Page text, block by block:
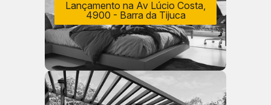
Lançamento na Av Lúcio Costa,
4900 - Barra da Tijuca